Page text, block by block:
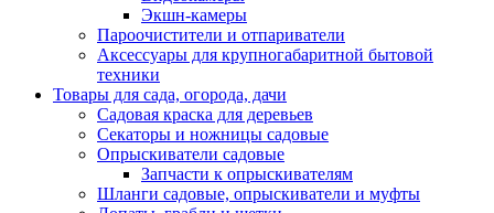
Экшн-камеры
Пароочистители и отпариватели
Аксессуары для крупногабаритной бытовой
техники
Товары для сада, огорода, дачи
Садовая краска для деревьев
Секаторы и ножницы садовые
Опрыскиватели садовые
Запчасти к опрыскивателям
Шланги садовые, опрыскиватели и муфты